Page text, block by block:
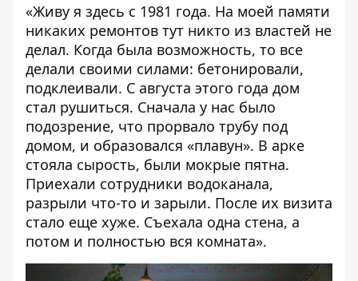
«Живу я здесь с 1981 года. На моей памяти
никаких ремонтов тут никто из властей не
делал. Когда была возможность, то все
делали своими силами: бетонировали,
подклеивали. С августа этого года дом
стал рушиться. Сначала у нас было
подозрение, что прорвало трубу под
домом, и образовался «плавун». В арке
стояла сырость, были мокрые пятна.
Приехали сотрудники водоканала,
разрыли что-то и зарыли. После их визита
стало еще хуже. Съехала одна стена, а
потом и полностью вся комната».